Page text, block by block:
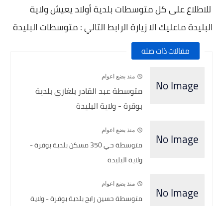
للاطلاع على كل متوسطات بلدية أولاد يعيش ولاية
البليدة ماعليك الا زيارة الرابط التالي : متوسطات البليدة
مقالات ذات صله
منذ بضع اعوام
متوسطة عبد القادر بلغازي بلدية
بوقرة - ولاية البليدة
منذ بضع اعوام
متوسطة حي 350 مسكن بلدية بوقرة -
ولاية البليدة
منذ بضع اعوام
متوسطة حسين رابح بلدية بوقرة - ولاية